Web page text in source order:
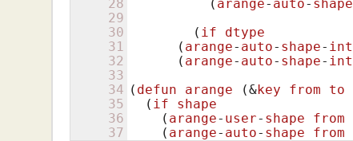
28
29
30
31
32
33
34
35
36
37
( arange- auto- shape
( if
dtype
      (
arange- auto- shape- int
( arange- auto- shape- int
( defun arange (&key from to
( if
shape
    (
arange- user- shape from
( arange- auto- shape from